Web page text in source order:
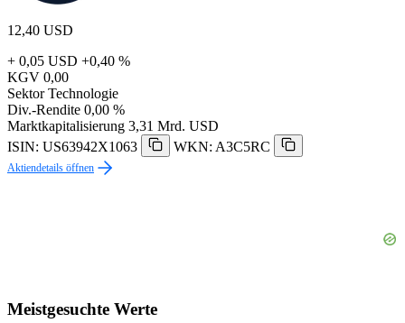
12,40 USD
+ 0,05 USD +0,40 %
KGV 0,00
Sektor Technologie
Div.-Rendite 0,00 %
Marktkapitalisierung 3,31 Mrd. USD
ISIN: US63942X1063
WKN: A3C5RC
Aktiendetails öffnen
Meistgesuchte Werte